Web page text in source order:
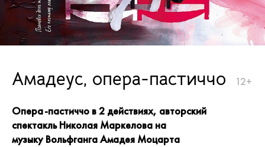
Амадеус, опера-пастиччо 12+
Опера-пастиччо в 2 действиях, авторский
спектакль Николая Маркелова на
музыку Вольфганга Амадея Моцарта